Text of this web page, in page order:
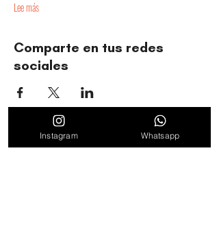
Lee más
Comparte en tus redes
sociales
TIMBALÉ CULTURAL ORGANIZATION
Dance and Music: Driving Forces of Peace, Well-Being,
Instagram Whatsapp